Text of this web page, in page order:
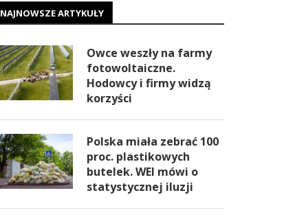
NAJNOWSZE ARTYKUŁY
Owce weszły na farmy
fotowoltaiczne.
Hodowcy i firmy widzą
korzyści
Polska miała zebrać 100
proc. plastikowych
butelek. WEI mówi o
statystycznej iluzji